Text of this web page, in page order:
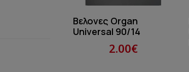
Βελονες Organ
Universal 90/14
2.00€